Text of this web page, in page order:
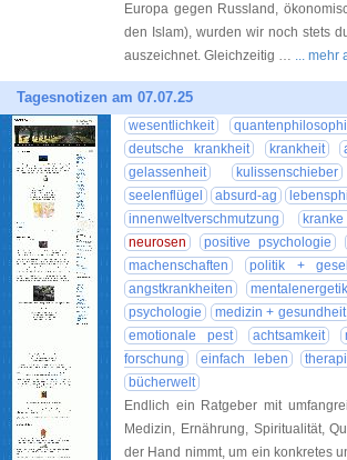
Europa gegen Russland,
den Islam), wurden wir noch stets
auszeichnet. Gleichzeitig … ... mehr
Tagesnotizen am 07.07.25
wesentlichkeit
deutsche krankheit
krankheit
gelassenheit
kulissenschieber
seelenflügel
absurd-ag
innenweltverschmutzung
neurosen
positive psychologie
machenschaften
politik +
angstkrankheiten
mentalenergetik
psychologie
medizin + gesundheit
emotionale pest
achtsamkeit
forschung
einfach leben
bücherwelt
Endlich ein Ratgeber mit
Medizin, Ernährung, Spiritualität,
der Hand nimmt, um ein konkretes